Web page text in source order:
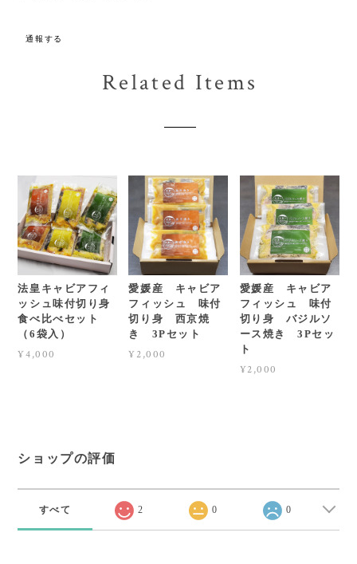
通報する
Related Items
法皇キャビアフィ
ッシュ味付切り身
食べ比べセット
（6袋入）
¥4,000
愛媛産 キャビア
フィッシュ 味付
切り身 西京焼
き 3Pセット
¥2,000
愛媛産 キャビア
フィッシュ 味付
切り身 バジルソ
ース焼き 3Pセッ
ト
¥2,000
ショップの評価
すべて 2 0 0